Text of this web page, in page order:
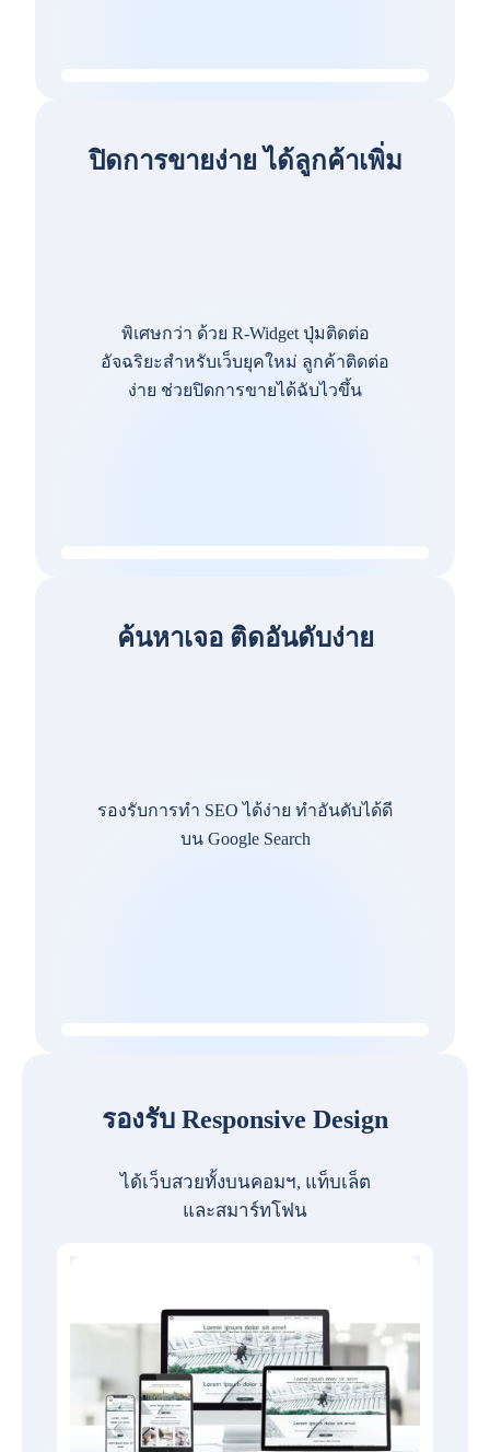
ปิดการขายง่าย ได้ลูกค้าเพิ่ม
พิเศษกว่า ด้วย R-Widget ปุ่มติดต่อ
อัจฉริยะสำหรับเว็บยุคใหม่ ลูกค้าติดต่อ
ง่าย ช่วยปิดการขายได้ฉับไวขึ้น
ค้นหาเจอ ติดอันดับง่าย
รองรับการทำ SEO ได้ง่าย ทำอันดับได้ดี
บน Google Search
รองรับ Responsive Design
ได้เว็บสวยทั้งบนคอมฯ, แท็บเล็ต
และสมาร์ทโฟน